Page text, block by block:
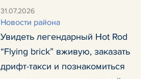
31.07.2026
Новости района
Увидеть легендарный Hot Rod
“Flying brick” вживую, заказать
дрифт-такси и познакомиться